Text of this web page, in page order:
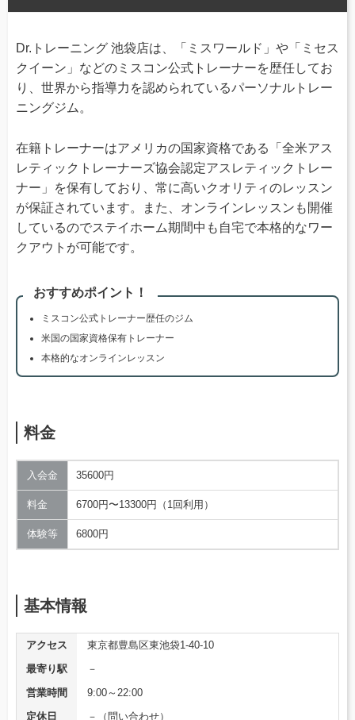
Dr.トレーニング 池袋店は、「ミスワールド」や「ミセス
クイーン」などのミスコン公式トレーナーを歴任してお
り、世界から指導力を認められているパーソナルトレー
ニングジム。
在籍トレーナーはアメリカの国家資格である「全米アス
レティックトレーナーズ協会認定アスレティックトレー
ナー」を保有しており、常に高いクオリティのレッスン
が保証されています。また、オンラインレッスンも開催
しているのでステイホーム期間中も自宅で本格的なワー
クアウトが可能です。
おすすめポイント！
ミスコン公式トレーナー歴任のジム
米国の国家資格保有トレーナー
本格的なオンラインレッスン
料金
入会金 35600円
料金 6700円〜13300円（1回利用）
体験等 6800円
基本情報
アクセス
東京都豊島区東池袋1-40-10
最寄り駅
－
営業時間
9:00～22:00
定休日
－（問い合わせ）